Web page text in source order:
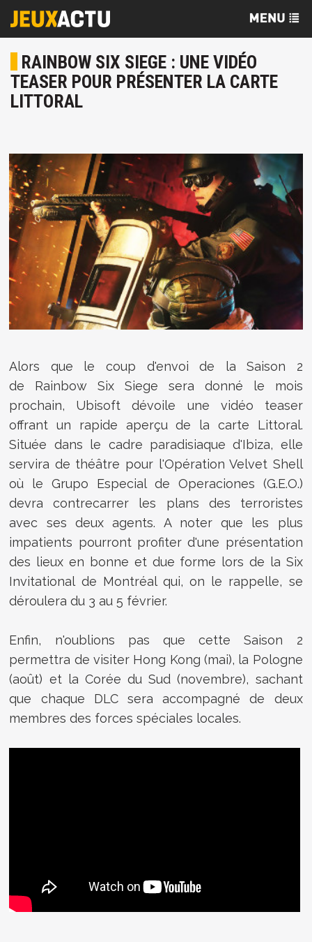
RAINBOW SIX SIEGE : UNE VIDÉO
TEASER POUR PRÉSENTER LA CARTE
LITTORAL
Alors que le coup d'envoi de la Saison 2
de Rainbow Six Siege sera donné le mois
prochain, Ubisoft dévoile une vidéo teaser
offrant un rapide aperçu de la carte Littoral.
Située dans le cadre paradisiaque d'Ibiza, elle
servira de théâtre pour l'Opération Velvet Shell
où leGrupo Especial de Operaciones (G.E.O.)
devra contrecarrer les plans des terroristes
avec ses deux agents. A noter que les plus
impatients pourront profiter d'une présentation
des lieux en bonne et due forme lors de la Six
Invitational de Montréal qui, on le rappelle, se
déroulera du 3 au 5 février.
Enfin, n'oublions pas que cette Saison 2
permettra de visiter Hong Kong (mai), la Pologne
(août) et la Corée du Sud (novembre), sachant
que chaque DLC sera accompagné de deux
membres des forces spéciales locales.